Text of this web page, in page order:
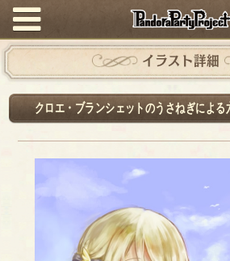
イラスト詳細
クロエ・ブランシェットのうさねぎによ